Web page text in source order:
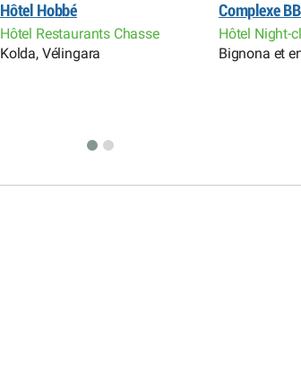
Hôtel Hobbé
Hôtel Restaurants Chasse
Kolda, Vélingara
Complexe
Hôtel Night-
Bignona et